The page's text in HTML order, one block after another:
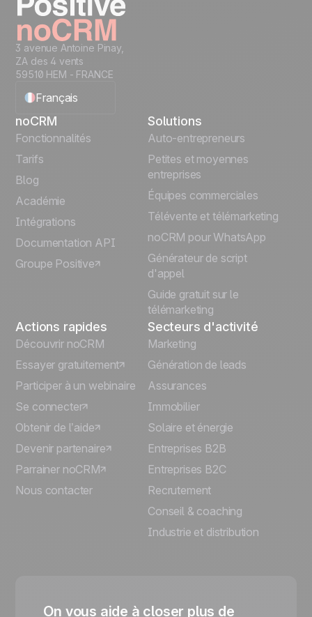
3 avenue Antoine Pinay,
ZA des 4 vents
59510 HEM - FRANCE
Français
English
Português
Italiano
Deutsch
noCRM
Fonctionnalités
Tarifs
Blog
Académie
Intégrations
Documentation API
Groupe Positive
Solutions
Auto-entrepreneurs
Petites et moyennes
entreprises
Équipes commerciales
Télévente et télémarketing
noCRM pour WhatsApp
Générateur de script
d'appel
Guide gratuit sur le
télémarketing
Actions rapides
Découvrir noCRM
Essayer gratuitement
Participer à un webinaire
Se connecter
Obtenir de l’aide
Devenir partenaire
Parrainer noCRM
Nous contacter
Secteurs d'activité
Marketing
Génération de leads
Assurances
Immobilier
Solaire et énergie
Entreprises B2B
Entreprises B2C
Recrutement
Conseil & coaching
Industrie et distribution
On vous aide à closer plus de